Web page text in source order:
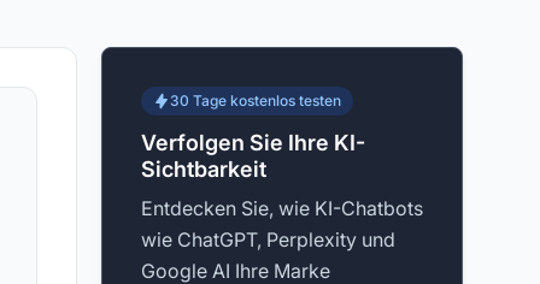
30 Tage kostenlos testen
Verfolgen Sie Ihre KI-
Sichtbarkeit
Entdecken Sie, wie KI-Chatbots
wie ChatGPT, Perplexity und
Google AI Ihre Marke